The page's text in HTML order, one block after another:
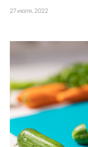
27 июля, 2022